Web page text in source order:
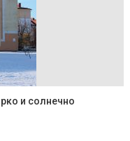
и солнечно